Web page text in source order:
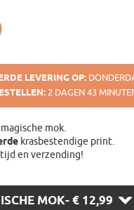
LEVERING OP:
2 DAGEN 43
magische mok.
krasbestendige print.
en verzending!
MOK- € 12,99